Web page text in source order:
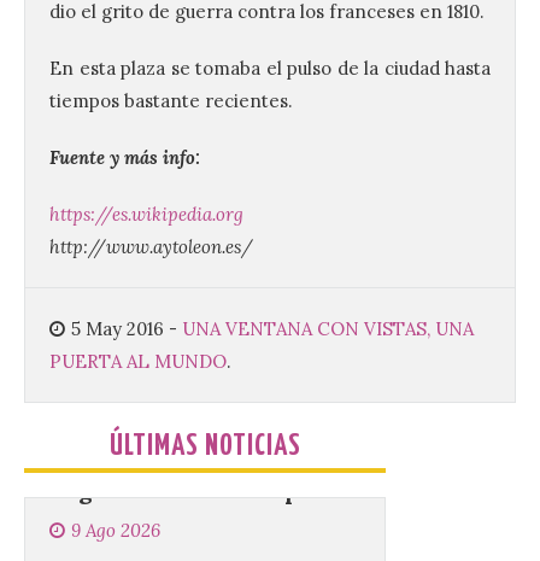
dio el grito de guerra contra los franceses en 1810.
En esta plaza se tomaba el pulso de la ciudad hasta
tiempos bastante recientes.
Fuente y más info:
https://es.wikipedia.org
http://www.aytoleon.es/
5 May 2016 - UNA VENTANA CON VISTAS, UNA
PUERTA AL MUNDO.
ÚLTIMAS NOTICIAS
el 11 de agosto en la
9 Ago 2026
El Ayuntamiento de La
Brujería Fest Summer
Edition, una nueva cita
musical de las fiestas
Fest Summer […]
El gran libro del eclipse
9 Ago 2026